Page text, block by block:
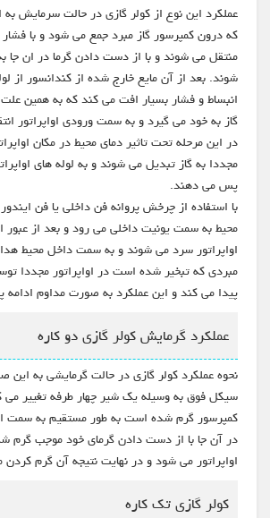
عملکرد این نوع از کولر گازی در حالت سرمایش
که درون کمپرسور گاز مبرد جمع می شود و با
منتقل می شوند و با از دست دادن گرما در ان جا
شوند. بعد از آن مایع خارج شده از کندانسور از
انبساط و فشار بسیار افت می کند که به همین
گاز به خود می گیرد و به سمت ورودی اواپراتور
در این مرحله تحت تاثیر دمای محیط در مکان
مجددا به گاز تبدیل می شوند و به لوله های
پس می دهند.
با استفاده از چرخش پروانه فن داخلی یا فن
محیط به سمت یونیت داخلی می رود و بعد از عبور
اواپراتور سرد می شوند و به سمت داخل محیط
مبردی که تبخیر شده است در اواپراتور مجددا
پیدا می کند و این عملکرد به صورت مداوم ادامه
عملکرد گرمایش کولر گازی دو کاره
نحوه عملکرد کولر گازی در حالت گرمایشی به
سیکل فوق به وسیله یک شیر چهار طرفه تغییر می
کمپرسور گرم شده است به طور مستقیم به سمت
در آن جا با از دست دادن گرمای خود موجب گرم
اواپراتور می شود و در نهایت نتیجه آن گرم
کولر گازی تک کاره